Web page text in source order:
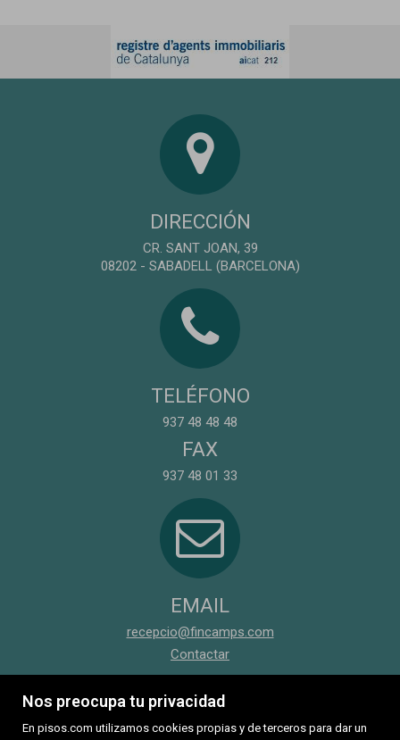
Nos preocupa tu privacidad
En pisos.com utilizamos cookies propias y de terceros para dar un
DIRECCIÓN
CR. SANT JOAN, 39
08202 - SABADELL (BARCELONA)
TELÉFONO
937 48 48 48
FAX
937 48 01 33
EMAIL
recepcio@fincamps.com
Contactar